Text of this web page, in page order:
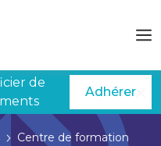
de
Adhérer
Centre de formation